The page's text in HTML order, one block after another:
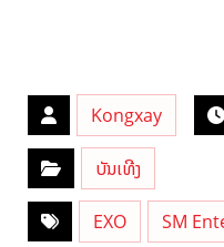
Kongxay
ບັນເທີງ
EXO SM